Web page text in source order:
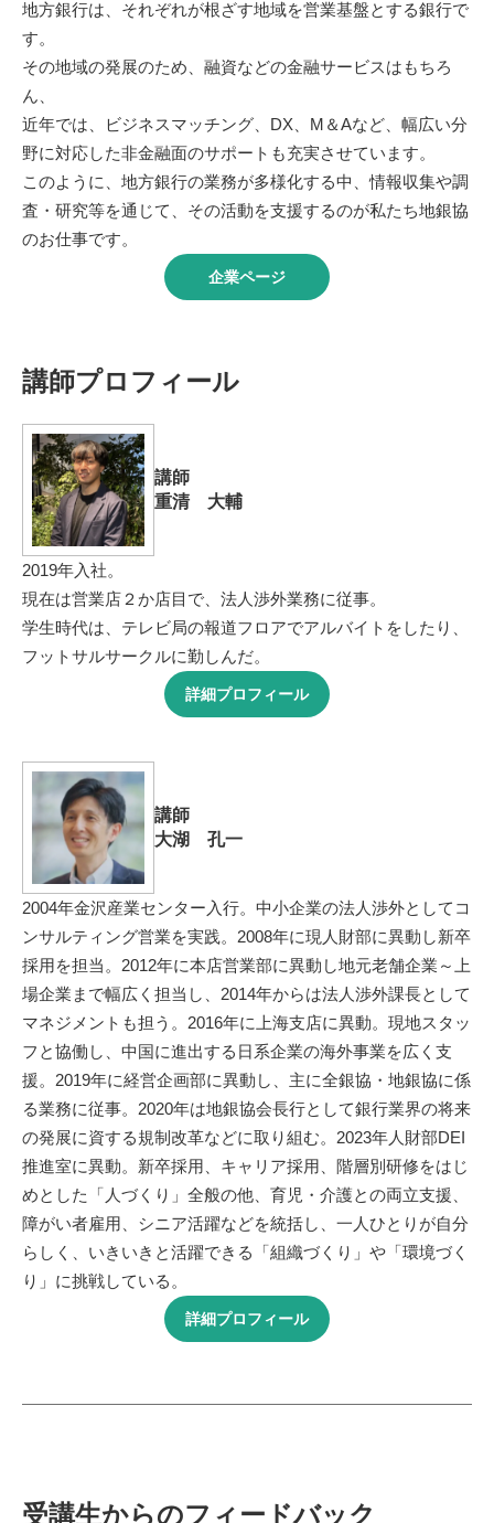
地方銀行は、それぞれが根ざす地域を営業基盤とする銀行で
す。
その地域の発展のため、融資などの金融サービスはもちろ
ん、
近年では、ビジネスマッチング、DX、M＆Aなど、幅広い分
野に対応した非金融面のサポートも充実させています。
このように、地方銀行の業務が多様化する中、情報収集や調
査・研究等を通じて、その活動を支援するのが私たち地銀協
のお仕事です。
企業ページ
講師プロフィール
講師
重清 大輔
2019年入社。
現在は営業店２か店目で、法人渉外業務に従事。
学生時代は、テレビ局の報道フロアでアルバイトをしたり、
フットサルサークルに勤しんだ。
詳細プロフィール
講師
大湖 孔一
2004年金沢産業センター入行。中小企業の法人渉外としてコ
ンサルティング営業を実践。2008年に現人財部に異動し新卒
採用を担当。2012年に本店営業部に異動し地元老舗企業～上
場企業まで幅広く担当し、2014年からは法人渉外課長として
マネジメントも担う。2016年に上海支店に異動。現地スタッ
フと協働し、中国に進出する日系企業の海外事業を広く支
援。2019年に経営企画部に異動し、主に全銀協・地銀協に係
る業務に従事。2020年は地銀協会長行として銀行業界の将来
の発展に資する規制改革などに取り組む。2023年人財部DEI
推進室に異動。新卒採用、キャリア採用、階層別研修をはじ
めとした「人づくり」全般の他、育児・介護との両立支援、
障がい者雇用、シニア活躍などを統括し、一人ひとりが自分
らしく、いきいきと活躍できる「組織づくり」や「環境づく
り」に挑戦している。
詳細プロフィール
受講生からのフィードバック